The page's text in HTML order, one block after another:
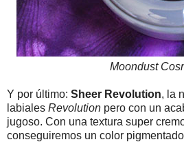
Moondust
Y por último: Sheer Revolution, la
labiales Revolution pero con un
jugoso. Con una textura super
conseguiremos un color